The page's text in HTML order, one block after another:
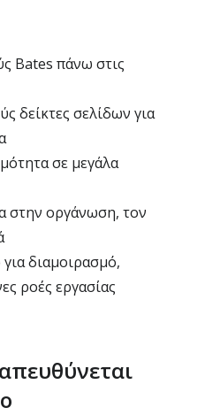
Bates πάνω στις
δείκτες σελίδων για
σε μεγάλα
στην οργάνωση, τον
διαμοιρασμό,
ροές εργασίας